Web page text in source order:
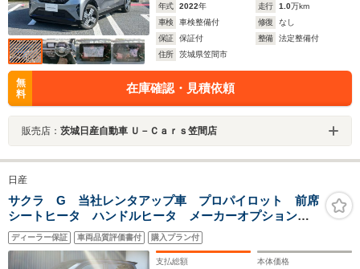
年式 2022年 走行 1.0万km
車検
車検整備付 修復
なし
保証
保証付 整備
法定整備付
住所
茨城県笠間市
無
料
在庫確認・見積依頼
販売店： 茨城日産自動車 Ｕ－Ｃａｒｓ笠間店
日産
サクラ G 当社レンタアップ車 プロパイロット 前席
シートヒータ ハンドルヒータ メーカーオプションナ
ビTV アラウンドビューモニタ LEDヘッドライト
ETC 純正ドライブレコーダー 充電ケーブル有り 禁
煙車
ディーラー保証 車両品質評価書付 購入プラン付
支払総額 本体価格